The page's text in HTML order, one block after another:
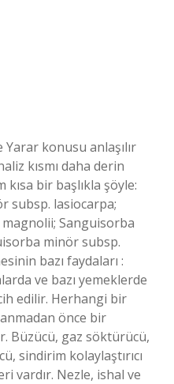
Yarar konusu anlaşılır
kısmı daha derin
kısa bir başlıkla şöyle:
subsp. lasiocarpa;
Sanguisorba
minör subsp.
bazı faydaları :
ve bazı yemeklerde
edilir. Herhangi bir
önce bir
Büzücü, gaz söktürücü,
sindirim kolaylaştırıcı
vardır. Nezle, ishal ve